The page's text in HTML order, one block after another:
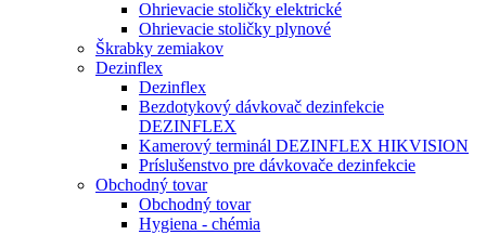
Ohrievacie stoličky elektrické
Ohrievacie stoličky plynové
Škrabky zemiakov
Dezinflex
Dezinflex
Bezdotykový dávkovač dezinfekcie
DEZINFLEX
Kamerový terminál DEZINFLEX HIKVISION
Príslušenstvo pre dávkovače dezinfekcie
Obchodný tovar
Obchodný tovar
Hygiena - chémia